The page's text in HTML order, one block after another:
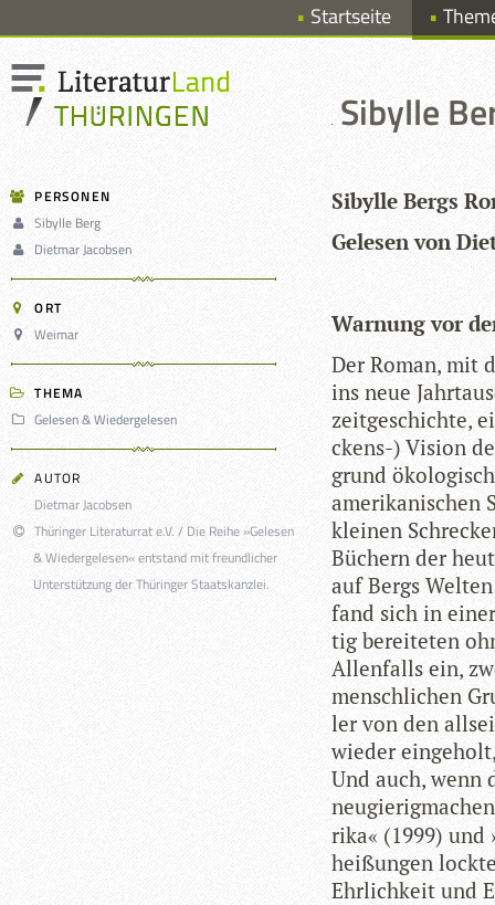
Startseite
Sibylle
PERSONEN
Sibylle Berg
Dietmar Jacobsen
ORT
Weimar
THEMA
Gelesen & Wiedergelesen
AUTOR
Dietmar Jacobsen
Thüringer Literaturrat e.V. / Die Reihe »Gelesen
& Wiedergelesen« entstand mit freundlicher
Unterstützung der Thüringer Staatskanzlei.
Sibylle Bergs
Gele­sen von
War­nung vor
Der Roman, mit
ins neue
zeit­ge­schichte,
ckens-) Vision
grund
ame­ri­ka­ni­schen
klei­nen
Büchern der
auf Bergs
fand sich in
tig berei­te­ten
Allen­falls ein,
mensch­li­chen
ler von den
wie­der
Und auch, wenn
rika« (1999) und
hei­ßun­gen
Ehr­lich­keit und